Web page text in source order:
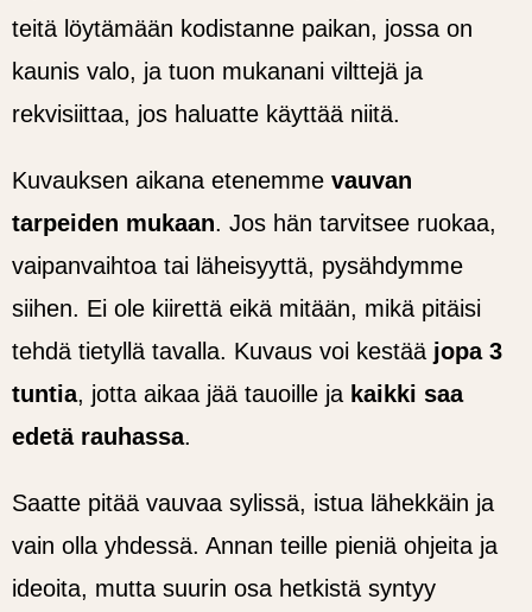
teitä löytämään kodistanne paikan, jossa on
kaunis valo, ja tuon mukanani vilttejä ja
rekvisiittaa, jos haluatte käyttää niitä.
Kuvauksen aikana etenemme vauvan
tarpeiden mukaan. Jos hän tarvitsee ruokaa,
vaipanvaihtoa tai läheisyyttä, pysähdymme
siihen. Ei ole kiirettä eikä mitään, mikä pitäisi
tehdä tietyllä tavalla. Kuvaus voi kestää jopa 3
tuntia, jotta aikaa jää tauoille ja kaikki saa
edetä rauhassa.
Saatte pitää vauvaa sylissä, istua lähekkäin ja
vain olla yhdessä. Annan teille pieniä ohjeita ja
ideoita, mutta suurin osa hetkistä syntyy